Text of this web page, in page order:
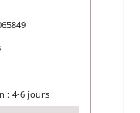
: 4-6 jours